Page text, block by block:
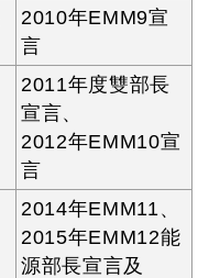
2010年EMM9宣
言
2011年度雙部長
宣言、
2012年EMM10宣
言
2014年EMM11、
2015年EMM12能
源部長宣言及